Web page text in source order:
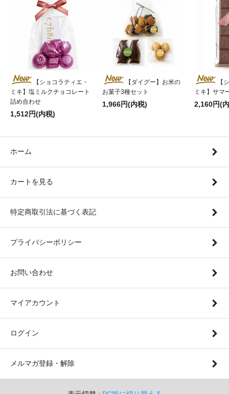
【ショコラティエ・
ミキ】塩ミルクチョコレート
詰め合わせ
1,512円(内税)
【ダイグー】お米の
お菓子3種セット
1,966円(内税)
【
ミキ】サマ
2,160円(
ホーム
カートを見る
特定商取引法に基づく表記
プライバシーポリシー
お問い合わせ
マイアカウント
ログイン
メルマガ登録・解除